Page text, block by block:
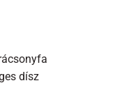
dísz